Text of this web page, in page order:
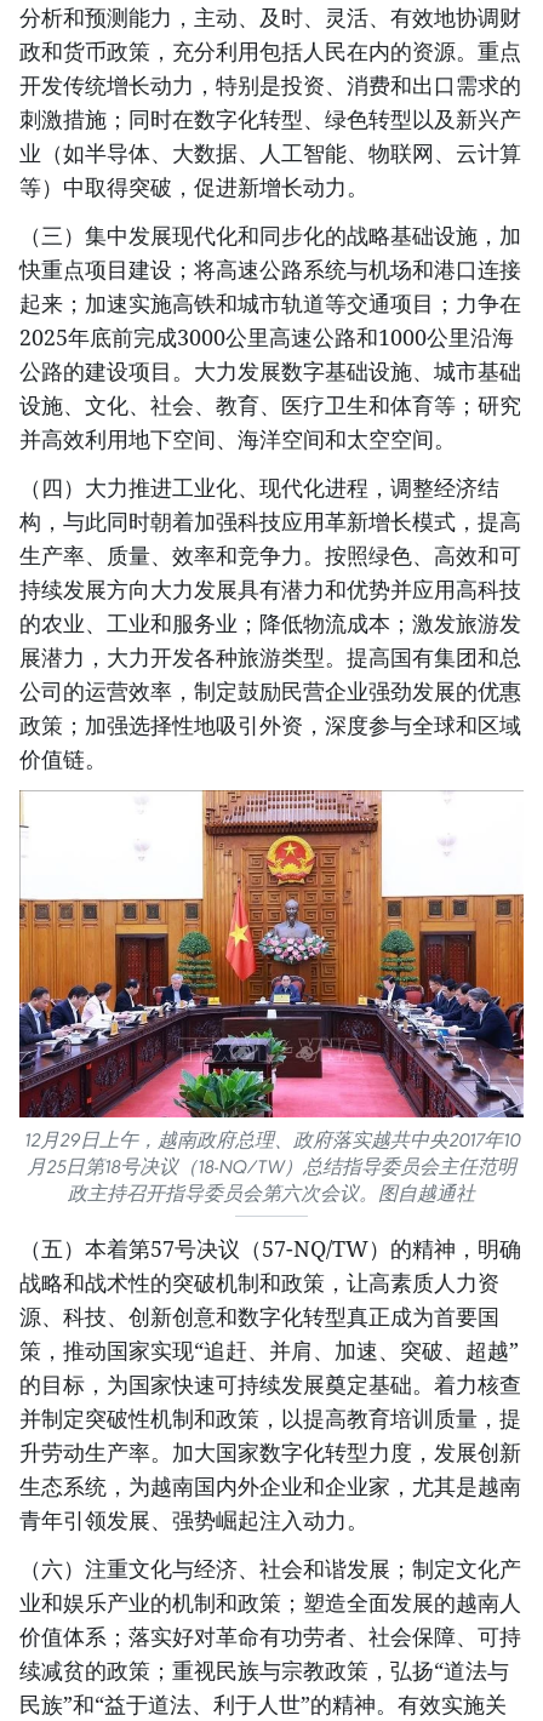
分析和预测能力，主动、及时、灵活、有效地协调财
政和货币政策，充分利用包括人民在内的资源。重点
开发传统增长动力，特别是投资、消费和出口需求的
刺激措施；同时在数字化转型、绿色转型以及新兴产
业（如半导体、大数据、人工智能、物联网、云计算
等）中取得突破，促进新增长动力。
（三）集中发展现代化和同步化的战略基础设施，加
快重点项目建设；将高速公路系统与机场和港口连接
起来；加速实施高铁和城市轨道等交通项目；力争在
2025年底前完成3000公里高速公路和1000公里沿海
公路的建设项目。大力发展数字基础设施、城市基础
设施、文化、社会、教育、医疗卫生和体育等；研究
并高效利用地下空间、海洋空间和太空空间。
（四）大力推进工业化、现代化进程，调整经济结
构，与此同时朝着加强科技应用革新增长模式，提高
生产率、质量、效率和竞争力。按照绿色、高效和可
持续发展方向大力发展具有潜力和优势并应用高科技
的农业、工业和服务业；降低物流成本；激发旅游发
展潜力，大力开发各种旅游类型。提高国有集团和总
公司的运营效率，制定鼓励民营企业强劲发展的优惠
政策；加强选择性地吸引外资，深度参与全球和区域
价值链。
12月29日上午，越南政府总理、政府落实越共中央2017年10
月25日第18号决议（18-NQ/TW）总结指导委员会主任范明
政主持召开指导委员会第六次会议。图自越通社
（五）本着第57号决议（57-NQ/TW）的精神，明确
战略和战术性的突破机制和政策，让高素质人力资
源、科技、创新创意和数字化转型真正成为首要国
策，推动国家实现“追赶、并肩、加速、突破、超越”
的目标，为国家快速可持续发展奠定基础。着力核查
并制定突破性机制和政策，以提高教育培训质量，提
升劳动生产率。加大国家数字化转型力度，发展创新
生态系统，为越南国内外企业和企业家，尤其是越南
青年引领发展、强势崛起注入动力。
（六）注重文化与经济、社会和谐发展；制定文化产
业和娱乐产业的机制和政策；塑造全面发展的越南人
价值体系；落实好对革命有功劳者、社会保障、可持
续减贫的政策；重视民族与宗教政策，弘扬“道法与
民族”和“益于道法、利于人世”的精神。有效实施关